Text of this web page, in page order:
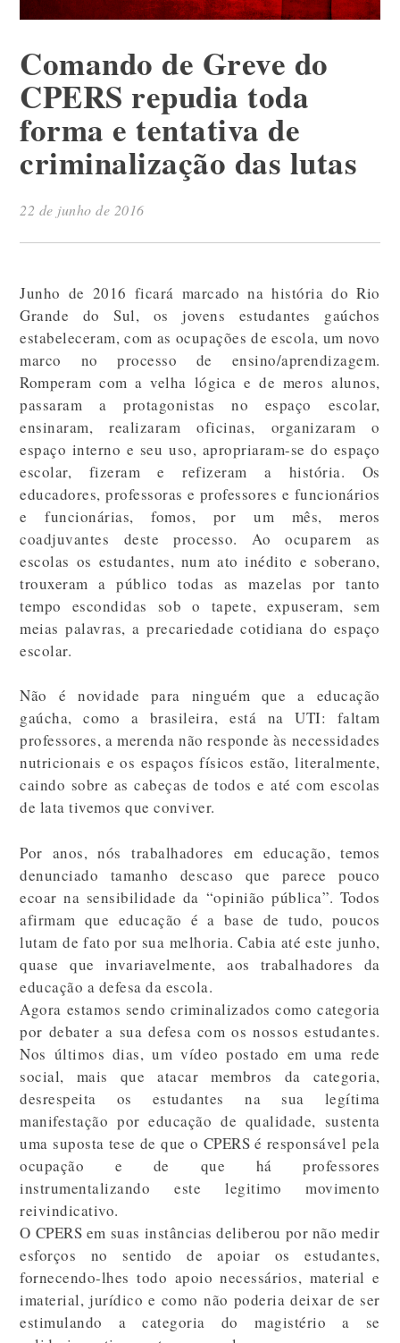
Comando de Greve do
CPERS repudia toda
forma e tentativa de
criminalização das lutas
22 de junho de 2016
Junho de 2016 ficará marcado na história do Rio
Grande do Sul, os jovens estudantes gaúchos
estabeleceram, com as ocupações de escola, um novo
marco no processo de ensino/aprendizagem.
Romperam com a velha lógica e de meros alunos,
passaram a protagonistas no espaço escolar,
ensinaram, realizaram oficinas, organizaram o
espaço interno e seu uso, apropriaram-se do espaço
escolar, fizeram e refizeram a história. Os
educadores, professoras e professores e funcionários
e funcionárias, fomos, por um mês, meros
coadjuvantes deste processo. Ao ocuparem as
escolas os estudantes, num ato inédito e soberano,
trouxeram a público todas as mazelas por tanto
tempo escondidas sob o tapete, expuseram, sem
meias palavras, a precariedade cotidiana do espaço
escolar.
Não é novidade para ninguém que a educação
gaúcha, como a brasileira, está na UTI: faltam
professores, a merenda não responde às necessidades
nutricionais e os espaços físicos estão, literalmente,
caindo sobre as cabeças de todos e até com escolas
de lata tivemos que conviver.
Por anos, nós trabalhadores em educação, temos
denunciado tamanho descaso que parece pouco
ecoar na sensibilidade da “opinião pública”. Todos
afirmam que educação é a base de tudo, poucos
lutam de fato por sua melhoria. Cabia até este junho,
quase que invariavelmente, aos trabalhadores da
educação a defesa da escola.
Agora estamos sendo criminalizados como categoria
por debater a sua defesa com os nossos estudantes.
Nos últimos dias, um vídeo postado em uma rede
social, mais que atacar membros da categoria,
desrespeita os estudantes na sua legítima
manifestação por educação de qualidade, sustenta
uma suposta tese de que o CPERS é responsável pela
ocupação e de que há professores
instrumentalizando este legitimo movimento
reivindicativo.
O CPERS em suas instâncias deliberou por não medir
esforços no sentido de apoiar os estudantes,
fornecendo-lhes todo apoio necessários, material e
imaterial, jurídico e como não poderia deixar de ser
estimulando a categoria do magistério a se